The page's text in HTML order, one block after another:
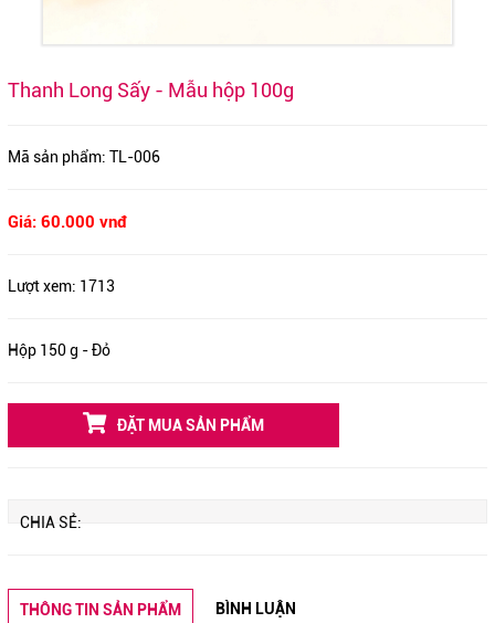
Thanh Long Sấy - Mẫu hộp 100g
Mã sản phẩm: TL-006
Giá: 60.000 vnđ
Lượt xem: 1713
Hộp 150 g - Đỏ
ĐẶT MUA SẢN PHẨM
CHIA SẺ:
THÔNG TIN SẢN PHẨM BÌNH LUẬN